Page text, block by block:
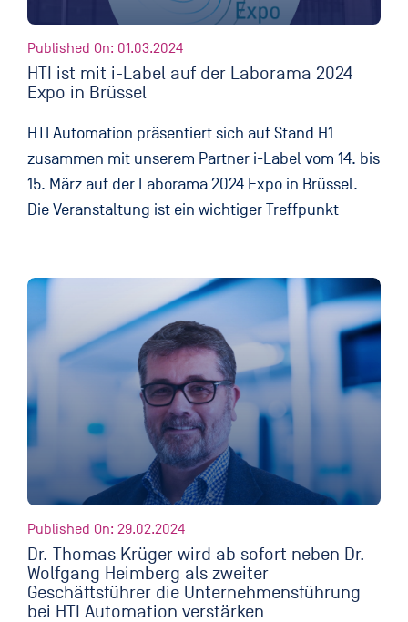
Published On: 01.03.2024
HTI ist mit i-Label auf der Laborama 2024
Expo in Brüssel
HTI Automation präsentiert sich auf Stand H1
zusammen mit unserem Partner i-Label vom 14. bis
15. März auf der Laborama 2024 Expo in Brüssel.
Die Veranstaltung ist ein wichtiger Treffpunkt
Published On: 29.02.2024
Dr. Thomas Krüger wird ab sofort neben Dr.
Wolfgang Heimberg als zweiter
Geschäftsführer die Unternehmensführung
bei HTI Automation verstärken